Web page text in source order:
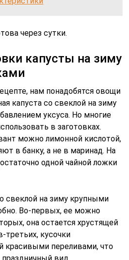
через сутки.
капусты на зиму
нам понадобятся овощи
капуста со свеклой на зиму
уксуса. Но многие
в заготовках.
можно лимонной кислотой,
в банку, а не в маринад. На
одной чайной ложки
свеклой на зиму крупными
Во-первых, ее можно
она остается хрустящей
третьих, кусочки
красивыми переливами, что